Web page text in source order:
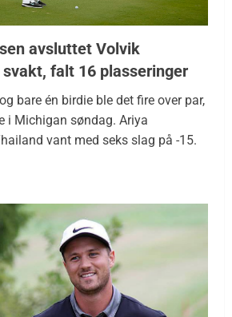
avsluttet Volvik
falt 16 plasseringer
bare én birdie ble det fire over par,
i Michigan søndag. Ariya
vant med seks slag på -15.